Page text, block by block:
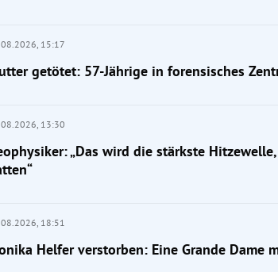
15:17
getötet: 57-Jährige in forensisches
13:30
„Das wird die stärkste
18:51
Helfer verstorben: Eine Grande Dame